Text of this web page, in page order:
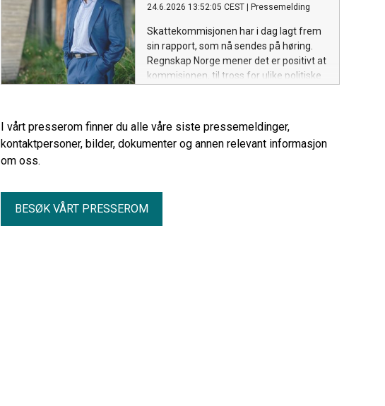
ugreit. Den siste tiden har vært krevende
omlegging fra Altinn 2 til Altinn 3. Nå
kommer dette på toppen og skaper
ytterligere usikkerhet og heft rett før
siste frist, sier Rune Aale-Hansen, adm.
24.6.2026 13:52:05 CEST Pressemelding
Skattekommisjonen har i dag lagt frem
sin rapport, som nå sendes på høring.
Regnskap Norge mener det er positivt at
kommisjonen, til tross for ulike politiske
bragd i seg selv. Næringslivet trenger
stabile og forutsigbare
rammebetingelser som står seg over tid
Norge.
I vårt presserom finner du alle våre siste pressemeldinger,
kontaktpersoner, bilder, dokumenter og annen relevant informasjon
om oss.
BESØK VÅRT PRESSEROM